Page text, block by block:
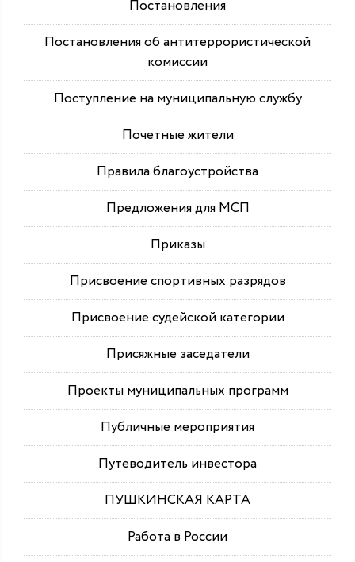
Постановления
Постановления об антитеррористической
комиссии
Поступление на муниципальную службу
Почетные жители
Правила благоустройства
Предложения для МСП
Приказы
Присвоение спортивных разрядов
Присвоение судейской категории
Присяжные заседатели
Проекты муниципальных программ
Публичные мероприятия
Путеводитель инвестора
ПУШКИНСКАЯ КАРТА
Работа в России